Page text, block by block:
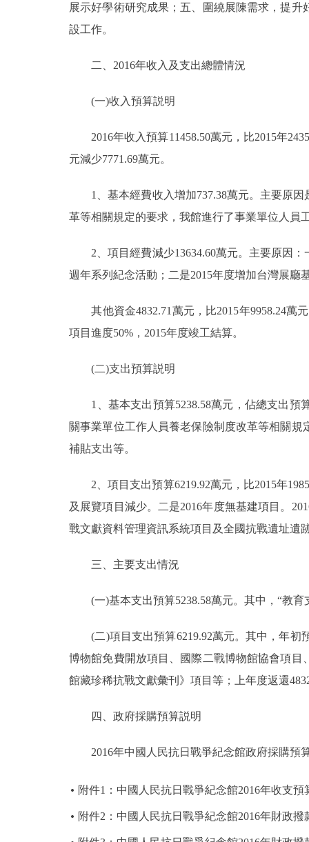
展示好學術研究成果；五、圍繞展陳需求，提
設工作。
二、2016年收入及支出總體情況
(一)收入預算説明
2016年收入預算11458.50萬元，比2015年
元減少7771.69萬元。
1、基本經費收入增加737.38萬元。主要原因
革等相關規定的要求，我館進行了事業單位人員
2、項目經費減少13634.60萬元。主要原因：
週年系列紀念活動；二是2015年度增加台灣展廳
其他資金4832.71萬元，比2015年9958.24萬元
項目進度50%，2015年度竣工結算。
(二)支出預算説明
1、基本支出預算5238.58萬元，佔總支出預算
關事業單位工作人員養老保險制度改革等相關
補貼支出等。
2、項目支出預算6219.92萬元，比2015年
及展覽項目減少。二是2016年度無基建項目。
戰文獻資料管理資訊系統項目及全國抗戰遺址遺
三、主要支出情況
(一)基本支出預算5238.58萬元。其中，“教育
(二)項目支出預算6219.92萬元。其中，年初預
博物館免費開放項目、國際二戰博物館協會項
館藏珍稀抗戰文獻彙刊》項目等；上年度返還
四、政府採購預算説明
2016年中國人民抗日戰爭紀念館政府採購預算
附件1：中國人民抗日戰爭紀念館2016年收支預
附件2：中國人民抗日戰爭紀念館2016年財政撥